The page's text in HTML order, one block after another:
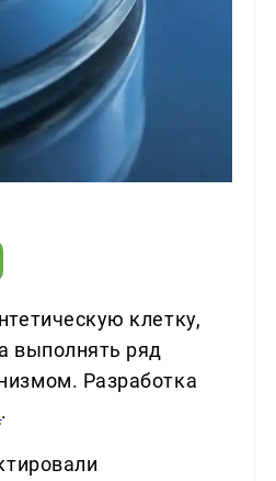
клетку,
выполнять ряд
Разработка
.